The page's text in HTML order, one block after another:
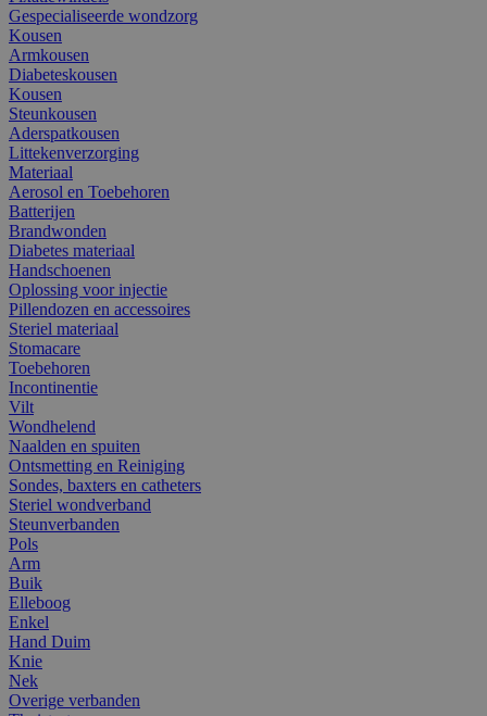
Gespecialiseerde wondzorg
Kousen
Armkousen
Diabeteskousen
Kousen
Steunkousen
Aderspatkousen
Littekenverzorging
Materiaal
Aerosol en Toebehoren
Batterijen
Brandwonden
Diabetes materiaal
Handschoenen
Oplossing voor injectie
Pillendozen en accessoires
Steriel materiaal
Stomacare
Toebehoren
Incontinentie
Vilt
Wondhelend
Naalden en spuiten
Ontsmetting en Reiniging
Sondes, baxters en catheters
Steriel wondverband
Steunverbanden
Pols
Arm
Buik
Elleboog
Enkel
Hand Duim
Knie
Nek
Overige verbanden